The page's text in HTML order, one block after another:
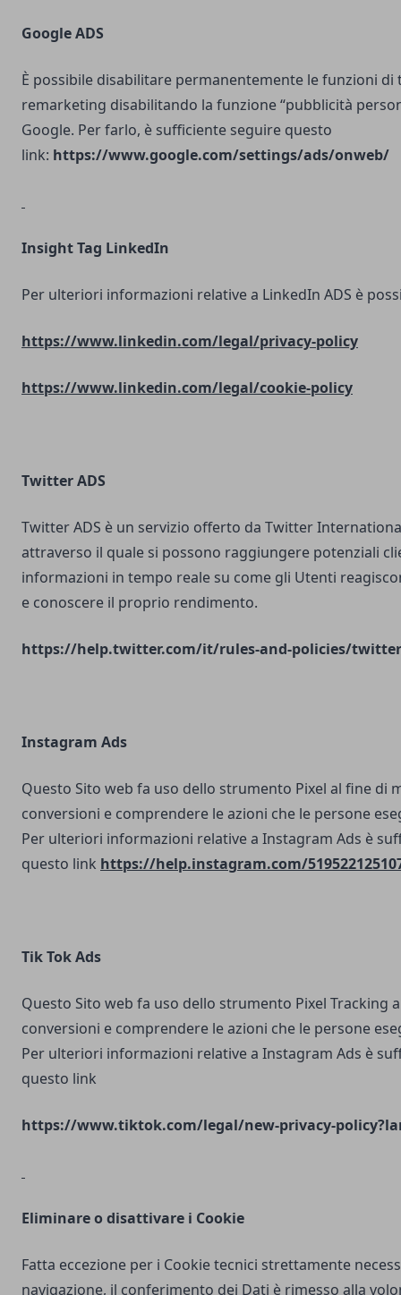
Google ADS
È possibile disabilitare permanentemente le funzioni di
remarketing disabilitando la funzione “pubblicità
Google. Per farlo, è sufficiente seguire questo
link: https://www.google.com/settings/ads/onweb/
Insight Tag LinkedIn
Per ulteriori informazioni relative a LinkedIn ADS è
https://www.linkedin.com/legal/privacy-policy
https://www.linkedin.com/legal/cookie-policy
Twitter ADS
Twitter ADS è un servizio offerto da Twitter
attraverso il quale si possono raggiungere potenziali
informazioni in tempo reale su come gli Utenti
e conoscere il proprio rendimento.
https://help.twitter.com/it/rules-and-policies/
Instagram Ads
Questo Sito web fa uso dello strumento Pixel al fine di
conversioni e comprendere le azioni che le persone
Per ulteriori informazioni relative a Instagram Ads è
questo link https://help.instagram.com/
Tik Tok Ads
Questo Sito web fa uso dello strumento Pixel Tracking
conversioni e comprendere le azioni che le persone
Per ulteriori informazioni relative a Instagram Ads è
questo link
https://www.tiktok.com/legal/new-privacy-
Eliminare o disattivare i Cookie
Fatta eccezione per i Cookie tecnici strettamente
navigazione, il conferimento dei Dati è rimesso alla